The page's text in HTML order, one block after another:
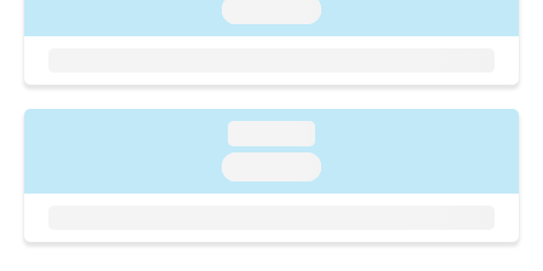
問
合
わ